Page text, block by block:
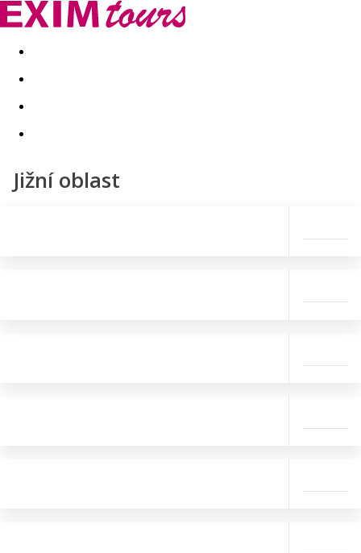
Akční nabídky Last minute
Jižní oblast